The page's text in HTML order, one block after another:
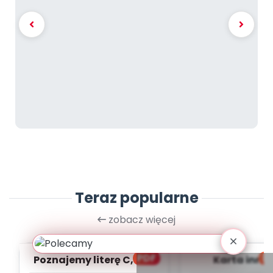
Teraz popularne
zobacz więcej
PDF
Poznajemy literę C, cz. 1
Karta